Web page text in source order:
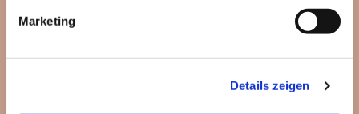
Marketing
Details zeigen